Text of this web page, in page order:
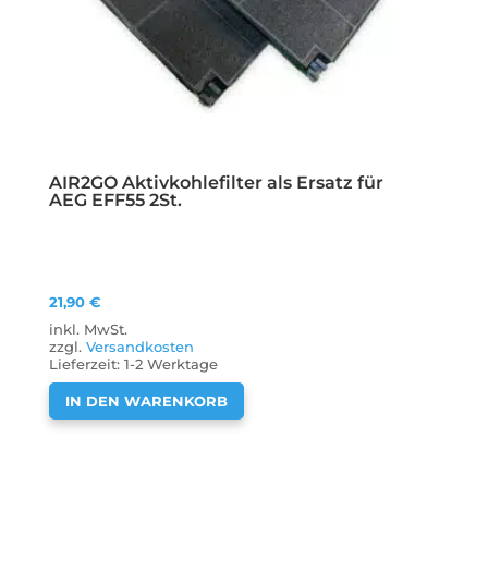
AIR2GO Aktivkohlefilter als Ersatz für
AEG EFF55 2St.
21,90€
inkl. MwSt.
zzgl.Versandkosten
Lieferzeit:1-2 Werktage
IN DEN WARENKORB